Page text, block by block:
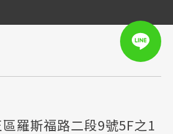
羅斯福路二段9號5F之1